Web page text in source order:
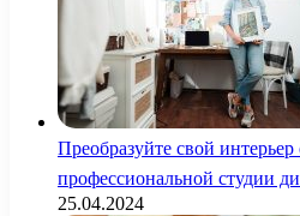
Преобразуйте свой
профессиональной студии
25.04.2024